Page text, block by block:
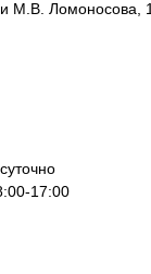
М.В. Ломоносова,
17:00